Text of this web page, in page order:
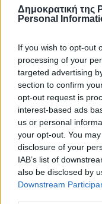
Δημοκρατική της
Personal
If you wish to opt-out
processing of your
targeted advertising
section to confirm
opt-out request is
interest-based ads
us or personal
your opt-out. You
disclosure of your
IAB’s list of
also be disclosed by
Downstream
Καιρός «hot – dry
χώρα
Ειδήσεις• πριν 11 ώρες
Δύο σχολεία της
αγάπης για τα
Τοπικές Ειδήσεις•
Τουρισμός: Με